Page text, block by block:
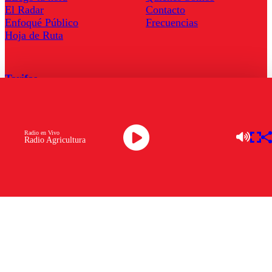
Radio Agricultura
Radio en Vivo
El Radar
Enfoqué Público
Hoja de Ruta
Contacto
Frecuencias
Tarifas
Descarga la APP